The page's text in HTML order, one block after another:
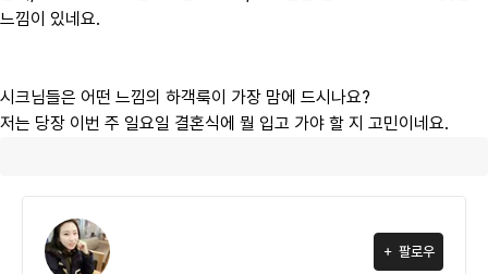
느낌이 있네요​.
시크님들은 어떤 느낌의 하객룩이 가장 맘에 드시나요?
저는 당장 이번 주 일요일 결혼식에 뭘 입고 가야 할 지 고민이네요.
팔로우